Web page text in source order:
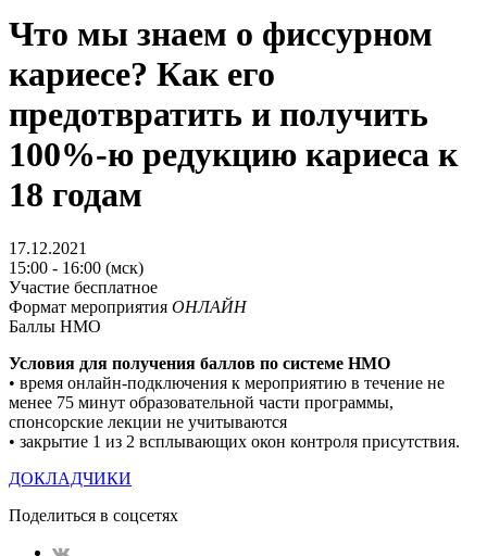
Что мы знаем о фиссурном
кариесе? Как его
предотвратить и получить
100%-ю редукцию кариеса к
18 годам
17.12.2021
15:00 - 16:00 (мск)
Участие бесплатное
Формат мероприятия ОНЛАЙН
Баллы НМО
Условия для получения баллов по системе НМO
• время онлайн-подключения к мероприятию в течение не
менее 75 минут образовательной части программы,
спонсорские лекции не учитываются
• закрытие 1 из 2 всплывающих окон контроля присутствия.
ДОКЛАДЧИКИ
Поделиться в соцсетях